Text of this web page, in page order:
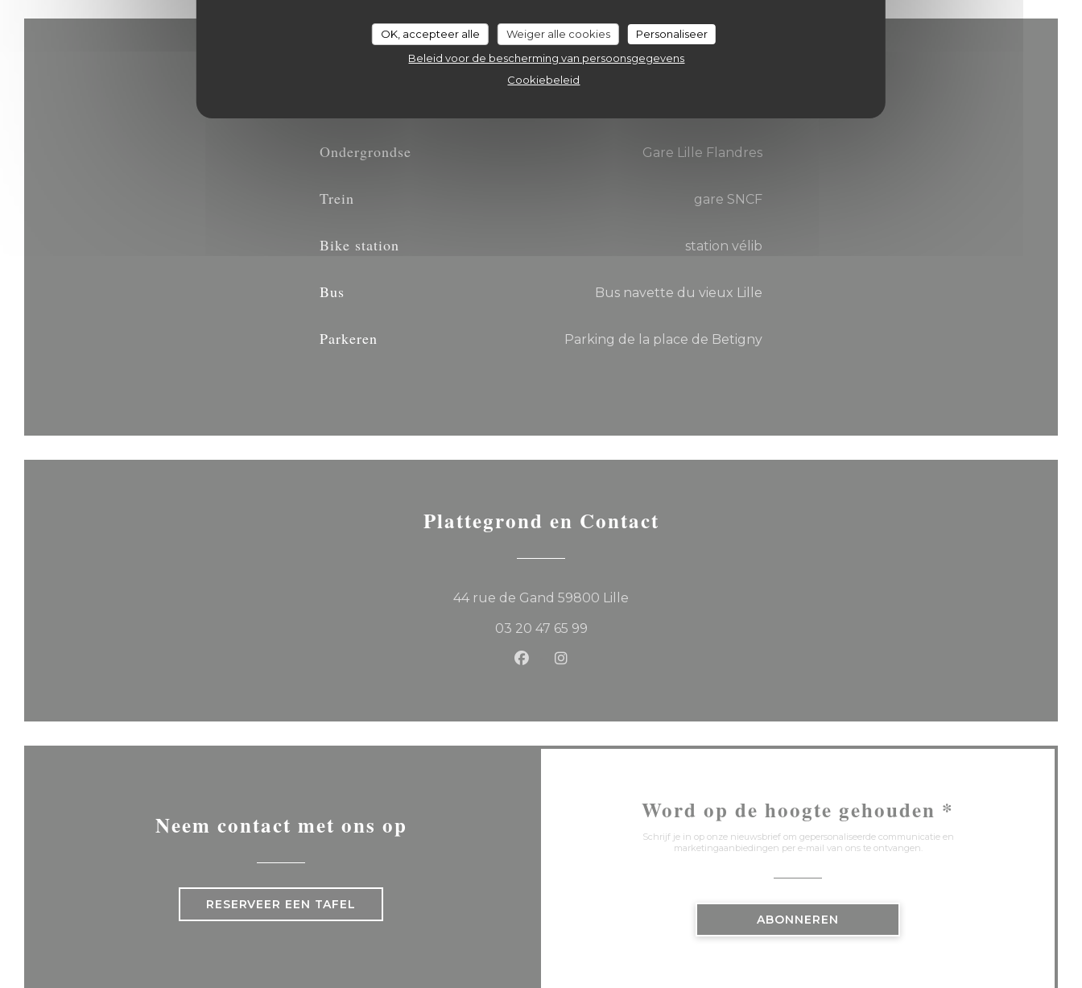
OK, accepteer alle Weiger alle cookies
Personaliseer
Beleid voor de bescherming van persoonsgegevens
Cookiebeleid
Toegang
Ondergrondse Gare Lille Flandres
Trein gare SNCF
Bike station station vélib
Bus Bus navette du vieux Lille
Parkeren Parking de la place de Betigny
Plattegrond en Contact
44 rue de Gand 59800 Lille
03 20 47 65 99
Facebook ((opent in een nieuw venster))
Instagram ((opent in een nieuw venster))
Neem contact met ons op
RESERVEER EEN TAFEL
Word op de hoogte gehouden *
Schrijf je in op onze nieuwsbrief om gepersonaliseerde communicatie en
marketingaanbiedingen per e-mail van ons te ontvangen.
ABONNEREN